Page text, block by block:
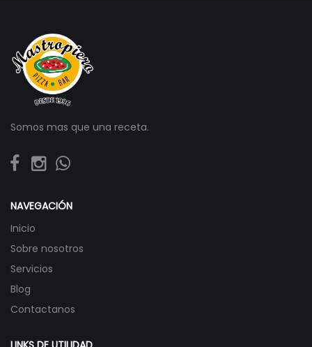
Somos mas que una receta.
NAVEGACIÓN
Inicio
Sobre nosotros
Servicios
Blog
Contactanos